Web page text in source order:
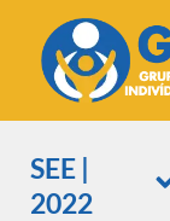
SEE |
2022